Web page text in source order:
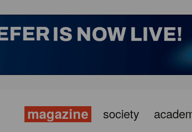
magazine society